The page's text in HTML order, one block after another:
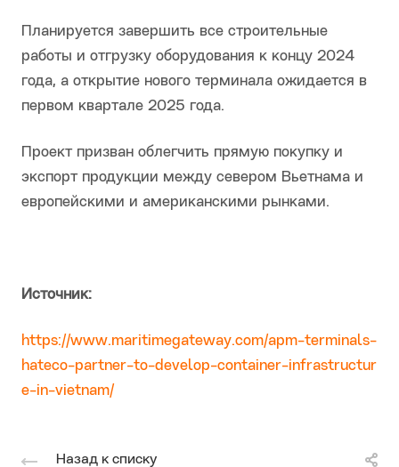
Планируется завершить все строительные
работы и отгрузку оборудования к концу 2024
года, а открытие нового терминала ожидается в
первом квартале 2025 года.
Проект призван облегчить прямую покупку и
экспорт продукции между севером Вьетнама и
европейскими и американскими рынками.
Источник:
https://www.maritimegateway.com/apm-terminals-
hateco-partner-to-develop-container-infrastructur
e-in-vietnam/
Назад к списку